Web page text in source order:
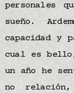
personales
sueño.
capacidad y
cual es
un año he
no